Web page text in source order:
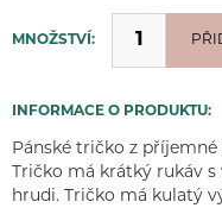
MNOŽSTVÍ:
PŘIDÁNO
INFORMACE O PRODUKTU:
Pánské tričko z příjemné
Tričko má krátký rukáv
hrudi. Tričko má kulatý